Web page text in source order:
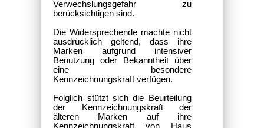
Verwechslungsgefahr zu
berücksichtigen sind.
Die Widersprechende machte nicht
ausdrücklich geltend, dass ihre
Marken aufgrund intensiver
Benutzung oder Bekanntheit über
eine besondere
Kennzeichnungskraft verfügen.
Folglich stützt sich die Beurteilung
der Kennzeichnungskraft der
älteren Marken auf ihre